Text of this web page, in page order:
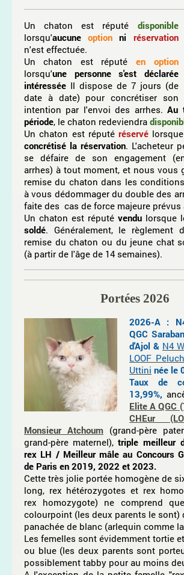
Un chaton est réputé
disponible
lorsqu'aucune option ni
réservation
n'est effectuée.
Un chaton est réputé
en option
lorsqu'une personne s'est déclarée
intéressée Il dispose de 7 jours (de
date à date) pour concrétiser son
intention par l'envoi des arrhes. Au
période, le chaton redeviendra
Un chaton est réputé réservé lorsque
concrétisé la réservation. L'acheteur
se défaire de son engagement
arrhes) à tout moment, et nous vous
remise du chaton dans les
à vous dédommager du double des
faite des cas de force majeure prévus
Un chaton est réputé vendu lorsque
soldé. Généralement, le
remise du chaton ou du jeune chat
(à partir de l'âge de 14 semaines).
Portées 2026
2026-A :
QGC
d'Ajol & N4
LOOF
Uttini née le
Taux de
13,99%,
Elite A QGC
CHEur
Monsieur Atchoum (grand-père
grand-père maternel), triple meilleur
rex LH / Meilleur mâle au Concours
de Paris en 2019, 2022 et 2023.
Cette très jolie portée homogène de
long, rex hétérozygotes et rex
rex homozygote) ne comprend
colourpoint (les deux parents le sont)
panachée de blanc (arlequin comme
Les femelles sont évidemment tortie
ou blue (les deux parents sont
possiblement tabby pour au moins